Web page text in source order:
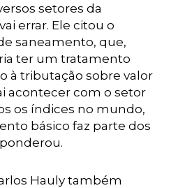
setores da
errar. Ele citou o
saneamento, que,
ter um tratamento
à tributação sobre valor
acontecer com o setor
os índices no mundo,
básico faz parte dos
Hauly também